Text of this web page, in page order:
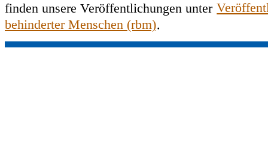
finden unsere Veröffentlichungen unter
behinderter Menschen (rbm).